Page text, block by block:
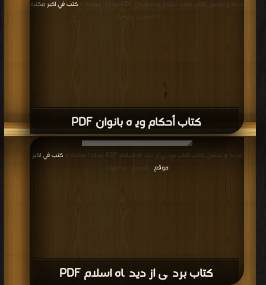
كتاب أحكام ويژه بانوان PDF
قراءة و تحميل كتاب كتاب أحكام ويژه بانوان PDF مجانا | مكتبة > كتب في اكبر مكتبة
| التحميل : مرة/مرات
كتاب بردگی از دیدگاه اسلام PDF
قراءة و تحميل كتاب كتاب بردگی از دیدگاه اسلام PDF مجانا | مكتبة >
كتب في اكبر
موقع
| التحميل : مرة/مرات